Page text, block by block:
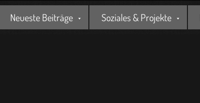
Neueste Beiträge Soziales & Projekte